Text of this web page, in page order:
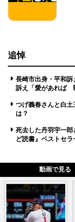
追悼
長崎市出身・平和
訴え「愛があれば
つげ義春さんと白
は？
死去した丹羽宇一
ど読書』ベストセラ
動画で見る